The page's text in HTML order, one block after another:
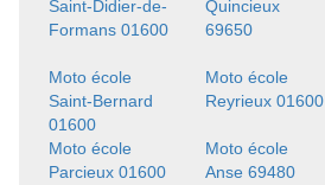
Saint-Didier-de-
Formans 01600
Quincieux
69650
Moto école
Saint-Bernard
01600
Moto école
Reyrieux 01600
Moto école
Parcieux 01600
Moto école
Anse 69480